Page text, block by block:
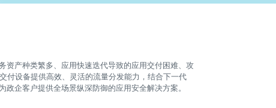
资产种类繁多、应用快速迭代导致的应用交付困难、攻
付设备提供高效、灵活的流量分发能力，结合下一代
企客户提供全场景纵深防御的应用安全解决方案。